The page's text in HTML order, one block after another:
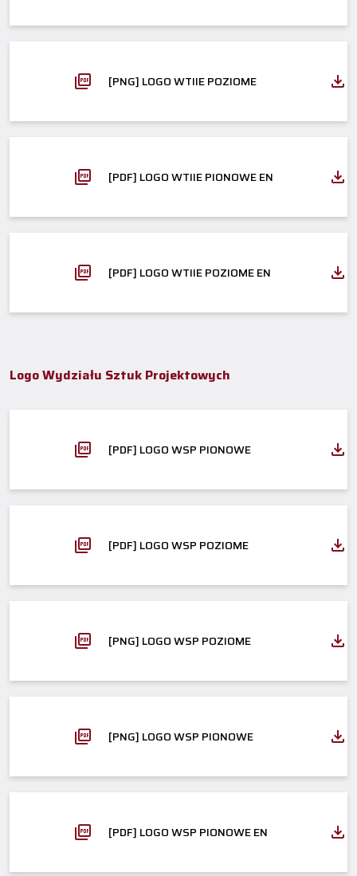
[PNG] LOGO WTIIE POZIOME
[PDF] LOGO WTIIE PIONOWE EN
[PDF] LOGO WTIIE POZIOME EN
Logo Wydziału Sztuk Projektowych
[PDF] LOGO WSP PIONOWE
[PDF] LOGO WSP POZIOME
[PNG] LOGO WSP POZIOME
[PNG] LOGO WSP PIONOWE
[PDF] LOGO WSP PIONOWE EN